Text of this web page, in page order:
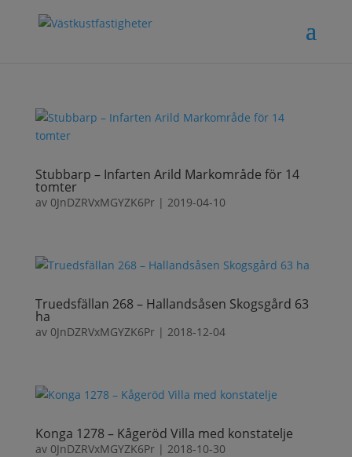
Stubbarp – Infarten Arild Markområde för 14
tomter
av 0JnDZRVxMGYZK6Pr| 2019-04-10
Truedsfällan 268 – Hallandsåsen Skogsgård 63
ha
av 0JnDZRVxMGYZK6Pr| 2018-12-04
Konga 1278 – Kågeröd Villa med konstatelje
av 0JnDZRVxMGYZK6Pr| 2018-10-30